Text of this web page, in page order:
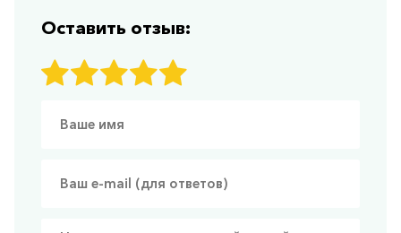
Оставить отзыв: